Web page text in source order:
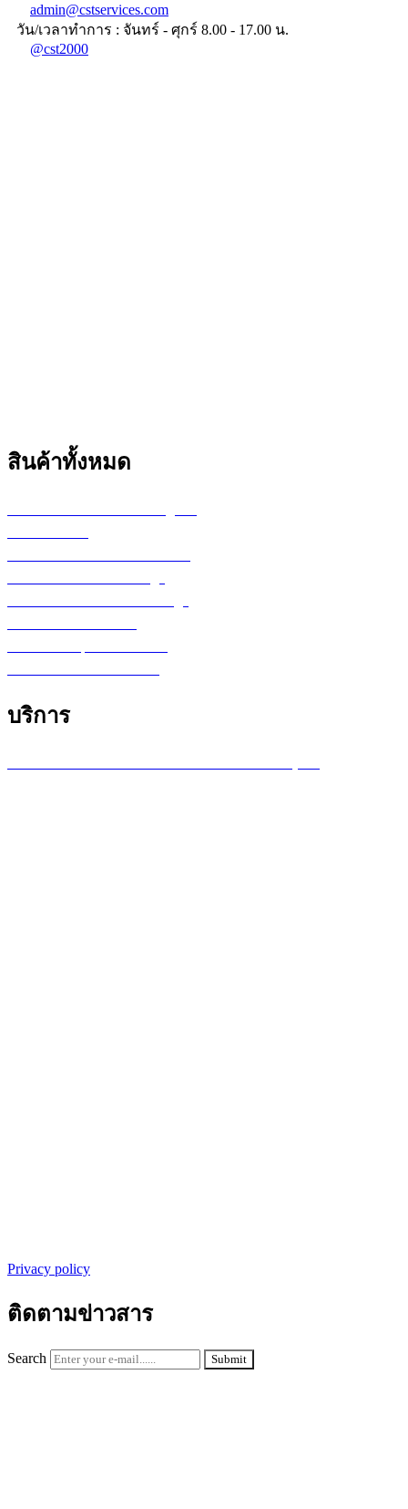
admin@cstservices.com
วัน/เวลาทำการ : จันทร์ - ศุกร์ 8.00 - 17.00 น.
@cst2000
สินค้าทั้งหมด
บริการ
Privacy policy
ติดตามข่าวสาร
Search Submit